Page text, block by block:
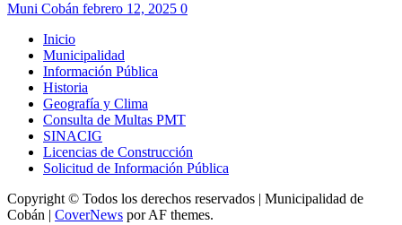
Muni Cobán febrero 12, 2025 0
Inicio
Municipalidad
Información Pública
Historia
Geografía y Clima
Consulta de Multas PMT
SINACIG
Licencias de Construcción
Solicitud de Información Pública
Copyright © Todos los derechos reservados | Municipalidad de
Cobán | CoverNews por AF themes.